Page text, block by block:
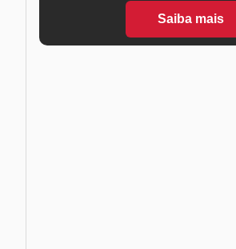
Saiba mais